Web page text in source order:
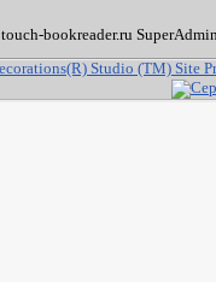
touch-bookreader.ru